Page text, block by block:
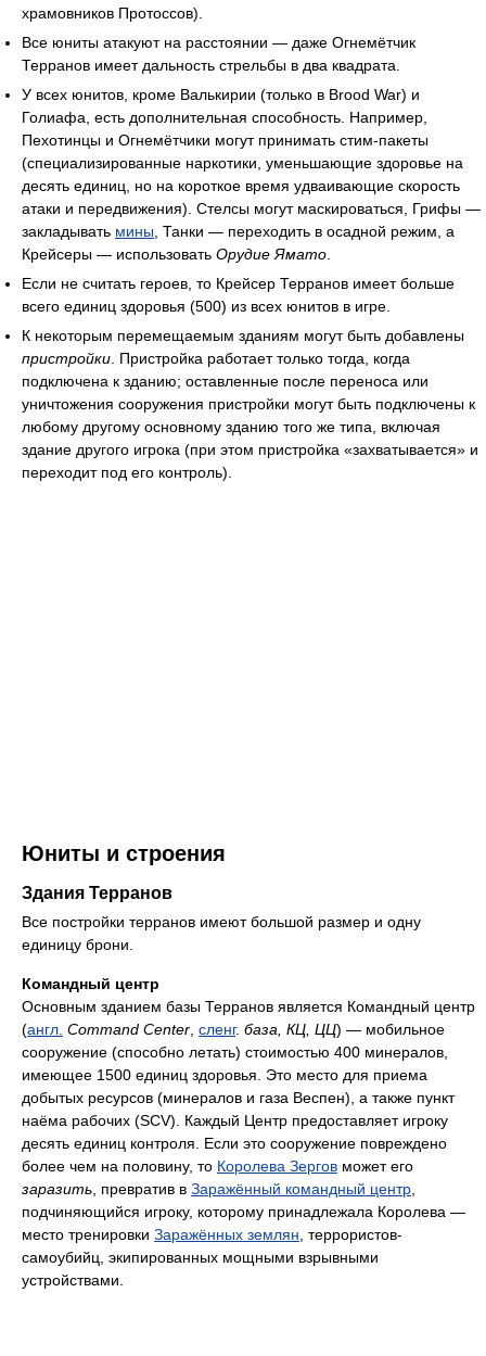
храмовников Протоссов).
Все юниты атакуют на расстоянии — даже Огнемётчик
Терранов имеет дальность стрельбы в два квадрата.
У всех юнитов, кроме Валькирии (только в Brood War) и
Голиафа, есть дополнительная способность. Например,
Пехотинцы и Огнемётчики могут принимать стим-пакеты
(специализированные наркотики, уменьшающие здоровье на
десять единиц, но на короткое время удваивающие скорость
атаки и передвижения). Стелсы могут маскироваться, Грифы —
закладывать мины , Танки — переходить в осадной режим, а
Крейсеры — использовать Орудие Ямато
Если не считать героев, то Крейсер Терранов имеет больше
всего единиц здоровья (500) из всех юнитов в игре.
К некоторым перемещаемым зданиям могут быть добавлены
пристройки . Пристройка работает только тогда, когда
подключена к зданию; оставленные после переноса или
уничтожения сооружения пристройки могут быть подключены к
любому другому основному зданию того же типа, включая
здание другого игрока (при этом пристройка «захватывается» и
переходит под его контроль).
Юниты и строения
Здания Терранов
Все постройки терранов имеют большой размер и одну
единицу брони.
Командный центр
Основным зданием базы Терранов является Командный центр
(англ. Command Center сленг. база, КЦ, ЦЦ) — мобильное
сооружение (способно летать) стоимостью 400 минералов,
имеющее 1500 единиц здоровья. Это место для приема
добытых ресурсов (минералов и газа Веспен), а также пункт
наёма рабочих (SCV). Каждый Центр предоставляет игроку
десять единиц контроля. Если это сооружение повреждено
более чем на половину, то Королева Зергов может его
заразить , превратив в Заражённый командный центр
подчиняющийся игроку, которому принадлежала Королева —
место тренировки Заражённых землян , террористов-
самоубийц, экипированных мощными взрывными
устройствами.